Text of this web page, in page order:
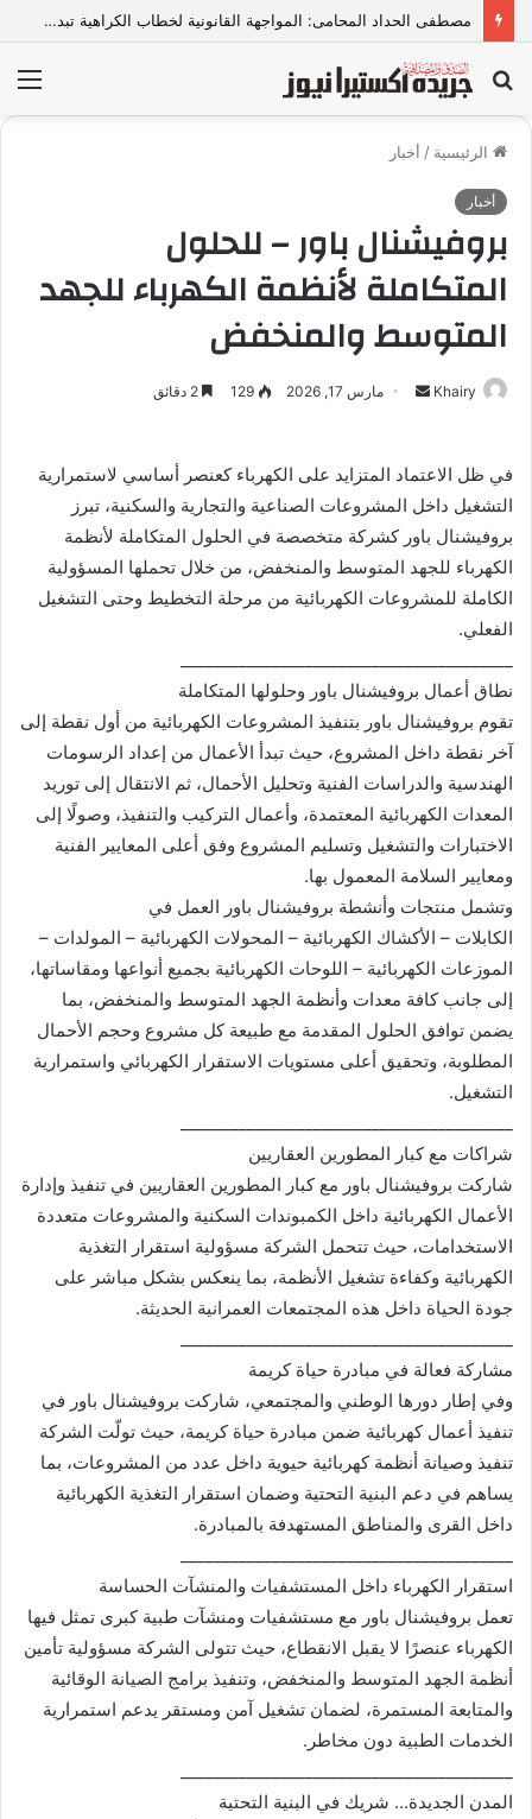
مصطفى الحداد المحامى: المواجهة القانونية لخطاب الكراهية تبدأ بتشريع واضح ووعي مجتمعي
بحث
عن
الرئيسية / أخبار
أخبار
بروفيشنال باور – للحلول
المتكاملة لأنظمة الكهرباء للجهد
المتوسط والمنخفض
Khairy
ل
ب
ر
ي
ك
ت
ر
و
ن
ي
ا
مارس 17, 2026 129
في ظل الاعتماد المتزايد على الكهرباء كعنصر أساسي لاستمرارية
التشغيل داخل المشروعات الصناعية والتجارية والسكنية، تبرز
بروفيشنال باور كشركة متخصصة في الحلول المتكاملة لأنظمة
الكهرباء للجهد المتوسط والمنخفض، من خلال تحملها المسؤولية
الكاملة للمشروعات الكهربائية من مرحلة التخطيط وحتى التشغيل
الفعلي.
نطاق أعمال بروفيشنال باور وحلولها المتكاملة
تقوم بروفيشنال باور بتنفيذ المشروعات الكهربائية من أول نقطة إلى
آخر نقطة داخل المشروع، حيث تبدأ الأعمال من إعداد الرسومات
الهندسية والدراسات الفنية وتحليل الأحمال، ثم الانتقال إلى توريد
المعدات الكهربائية المعتمدة، وأعمال التركيب والتنفيذ، وصولًا إلى
الاختبارات والتشغيل وتسليم المشروع وفق أعلى المعايير الفنية
ومعايير السلامة المعمول بها.
وتشمل منتجات وأنشطة بروفيشنال باور العمل في
الكابلات – الأكشاك الكهربائية – المحولات الكهربائية – المولدات –
الموزعات الكهربائية – اللوحات الكهربائية بجميع أنواعها ومقاساتها،
إلى جانب كافة معدات وأنظمة الجهد المتوسط والمنخفض، بما
يضمن توافق الحلول المقدمة مع طبيعة كل مشروع وحجم الأحمال
المطلوبة، وتحقيق أعلى مستويات الاستقرار الكهربائي واستمرارية
التشغيل.
شراكات مع كبار المطورين العقاريين
شاركت بروفيشنال باور مع كبار المطورين العقاريين في تنفيذ وإدارة
الأعمال الكهربائية داخل الكمبوندات السكنية والمشروعات متعددة
الاستخدامات، حيث تتحمل الشركة مسؤولية استقرار التغذية
الكهربائية وكفاءة تشغيل الأنظمة، بما ينعكس بشكل مباشر على
جودة الحياة داخل هذه المجتمعات العمرانية الحديثة.
مشاركة فعالة في مبادرة حياة كريمة
وفي إطار دورها الوطني والمجتمعي، شاركت بروفيشنال باور في
تنفيذ أعمال كهربائية ضمن مبادرة حياة كريمة، حيث تولّت الشركة
تنفيذ وصيانة أنظمة كهربائية حيوية داخل عدد من المشروعات، بما
يساهم في دعم البنية التحتية وضمان استقرار التغذية الكهربائية
داخل القرى والمناطق المستهدفة بالمبادرة.
استقرار الكهرباء داخل المستشفيات والمنشآت الحساسة
تعمل بروفيشنال باور مع مستشفيات ومنشآت طبية كبرى تمثل فيها
الكهرباء عنصرًا لا يقبل الانقطاع، حيث تتولى الشركة مسؤولية تأمين
أنظمة الجهد المتوسط والمنخفض، وتنفيذ برامج الصيانة الوقائية
والمتابعة المستمرة، لضمان تشغيل آمن ومستقر يدعم استمرارية
الخدمات الطبية دون مخاطر.
المدن الجديدة… شريك في البنية التحتية